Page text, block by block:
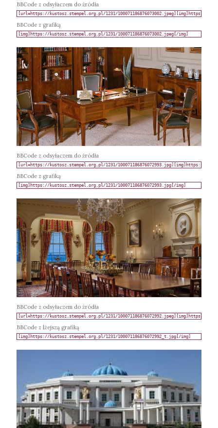
BBCode z odsyłaczem do źródła
BBCode z grafiką
BBCode z odsyłaczem do źródła
BBCode z grafiką
BBCode z odsyłaczem do źródła
BBCode z lżejszą grafiką